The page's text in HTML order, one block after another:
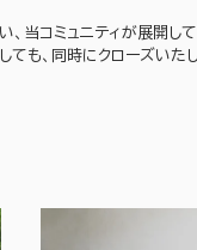
、当コミュニティが展開し
ても、同時にクローズいたし